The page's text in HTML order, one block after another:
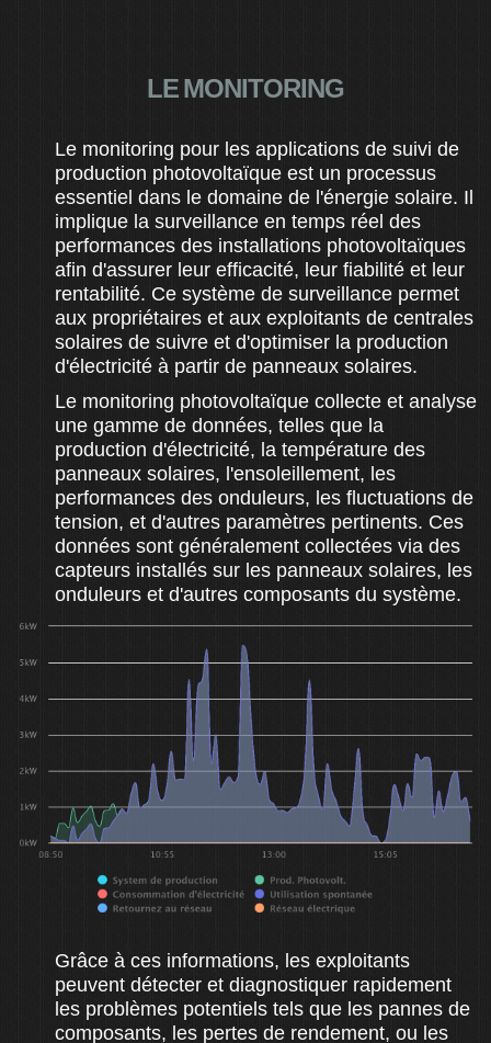
LE MONITORING
Le monitoring pour les applications de suivi de
production photovoltaïque est un processus
essentiel dans le domaine de l'énergie solaire. Il
implique la surveillance en temps réel des
performances des installations photovoltaïques
afin d'assurer leur efficacité, leur fiabilité et leur
rentabilité. Ce système de surveillance permet
aux propriétaires et aux exploitants de centrales
solaires de suivre et d'optimiser la production
d'électricité à partir de panneaux solaires.
Le monitoring photovoltaïque collecte et analyse
une gamme de données, telles que la
production d'électricité, la température des
panneaux solaires, l'ensoleillement, les
performances des onduleurs, les fluctuations de
tension, et d'autres paramètres pertinents. Ces
données sont généralement collectées via des
capteurs installés sur les panneaux solaires, les
onduleurs et d'autres composants du système.
Grâce à ces informations, les exploitants
peuvent détecter et diagnostiquer rapidement
les problèmes potentiels tels que les pannes de
composants, les pertes de rendement, ou les